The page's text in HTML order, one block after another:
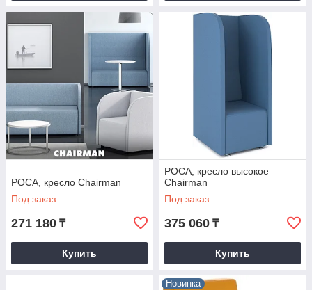
РОСА, кресло Chairman
Под заказ
271 180 ₸
Купить
РОСА, кресло высокое
Chairman
Под заказ
375 060 ₸
Купить
Новинка